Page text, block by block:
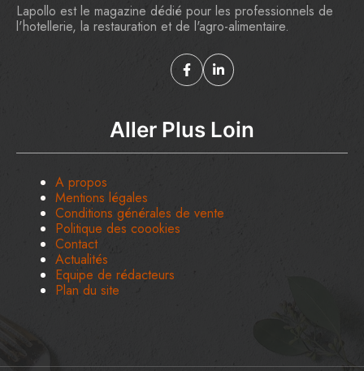
Lapollo est le magazine dédié pour les professionnels de
l'hotellerie, la restauration et de l'agro-alimentaire.
Aller Plus Loin
A propos
Mentions légales
Conditions générales de vente
Politique des coookies
Contact
Actualités
Equipe de rédacteurs
Plan du site